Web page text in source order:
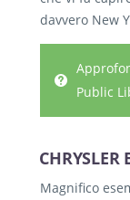
davvero New
Public
Magnifico